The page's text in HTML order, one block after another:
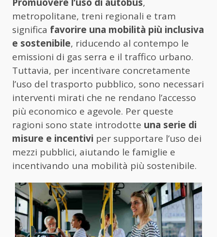
Promuovere l’uso di autobus,
metropolitane, treni regionali e tram
significa favorire una mobilità più inclusiva
e sostenibile, riducendo al contempo le
emissioni di gas serra e il traffico urbano.
Tuttavia, per incentivare concretamente
l’uso del trasporto pubblico, sono necessari
interventi mirati che ne rendano l’accesso
più economico e agevole. Per queste
ragioni sono state introdotte una serie di
misure e incentivi per supportare l’uso dei
mezzi pubblici, aiutando le famiglie e
incentivando una mobilità più sostenibile.